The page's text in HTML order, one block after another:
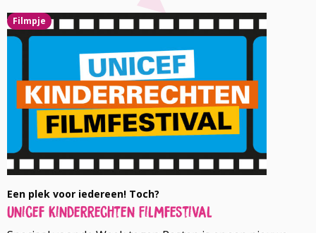
meer
over
Filmpje
Een plek voor iedereen! Toch?
Unicef Kinderrechten Filmfestival